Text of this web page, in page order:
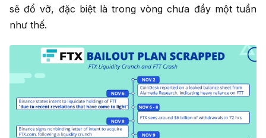
sẽ đổ vỡ, đặc biệt là trong vòng chưa đầy một tuần
như thế.